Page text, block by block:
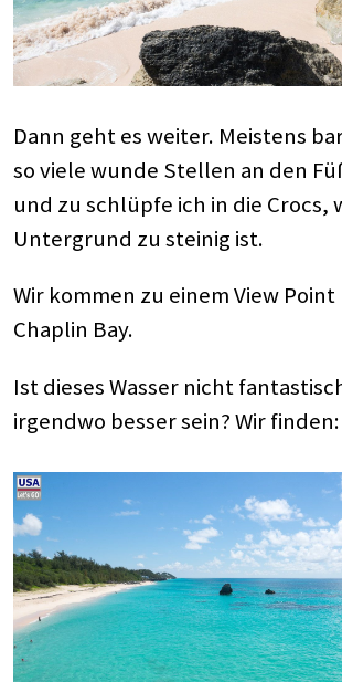
Dann geht es weiter. Meistens
so viele wunde Stellen an den
und zu schlüpfe ich in die Crocs,
Untergrund zu steinig ist.
Wir kommen zu einem View
Chaplin Bay.
Ist dieses Wasser nicht
irgendwo besser sein? Wir